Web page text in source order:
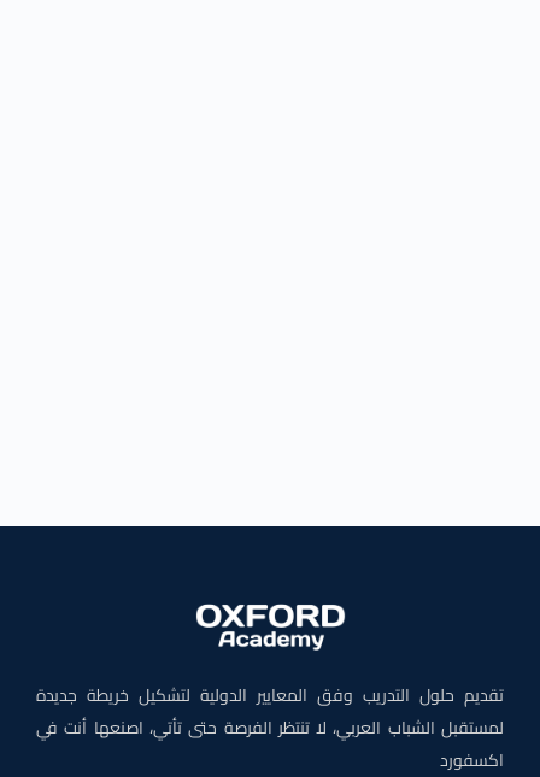
تقديم حلول التدريب وفق المعايير الدولية لتشكيل خريطة جديدة
لمستقبل الشباب العربي، لا تنتظر الفرصة حتى تأتي، اصنعها أنت في
اكسفورد